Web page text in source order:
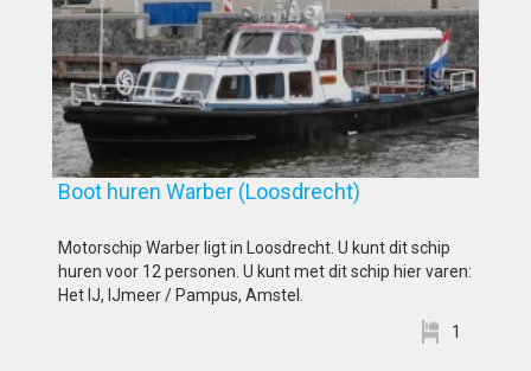
Boot huren Warber (Loosdrecht)
Motorschip Warber ligt in Loosdrecht. U kunt dit schip
huren voor 12 personen. U kunt met dit schip hier varen:
Het IJ, IJmeer / Pampus, Amstel.
1